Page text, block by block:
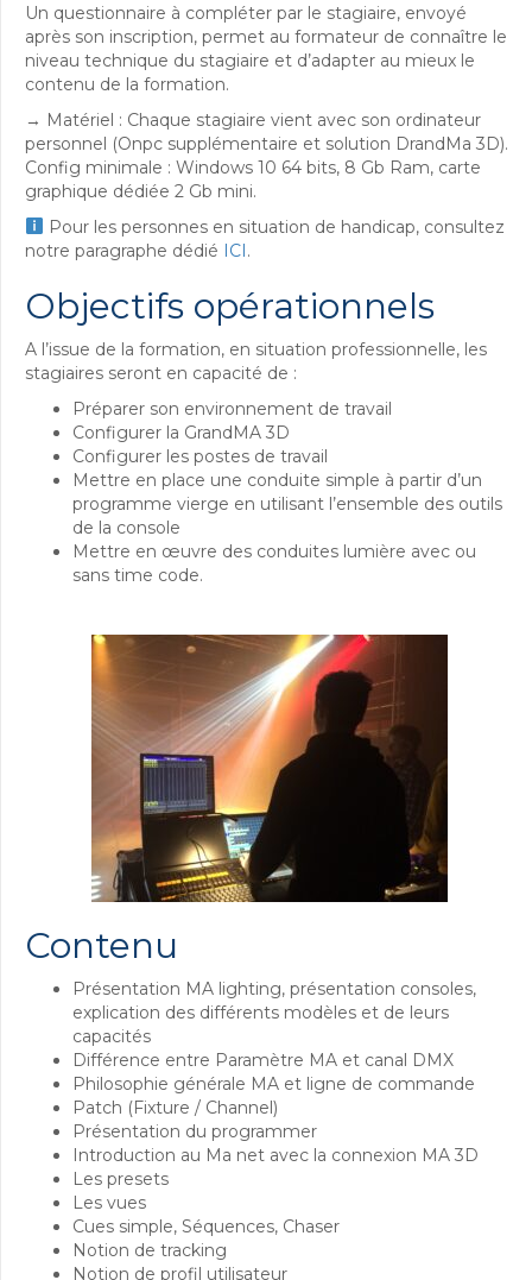
Un questionnaire à compléter par le stagiaire, envoyé
après son inscription, permet au formateur de connaître le
niveau technique du stagiaire et d’adapter au mieux le
contenu de la formation.
→ Matériel : Chaque stagiaire vient avec son ordinateur
personnel (Onpc supplémentaire et solution DrandMa 3D).
Config minimale : Windows 10 64 bits, 8 Gb Ram, carte
graphique dédiée 2 Gb mini.
Pour les personnes en situation de handicap, consultez
notre paragraphe dédié ICI.
Objectifs opérationnels
A l’issue de la formation, en situation professionnelle, les
stagiaires seront en capacité de :
Préparer son environnement de travail
Configurer la GrandMA 3D
Configurer les postes de travail
Mettre en place une conduite simple à partir d’un
programme vierge en utilisant l’ensemble des outils
de la console
Mettre en œuvre des conduites lumière avec ou
sans time code.
Contenu
Présentation MA lighting, présentation consoles,
explication des différents modèles et de leurs
capacités
Différence entre Paramètre MA et canal DMX
Philosophie générale MA et ligne de commande
Patch (Fixture / Channel)
Présentation du programmer
Introduction au Ma net avec la connexion MA 3D
Les presets
Les vues
Cues simple, Séquences, Chaser
Notion de tracking
Notion de profil utilisateur